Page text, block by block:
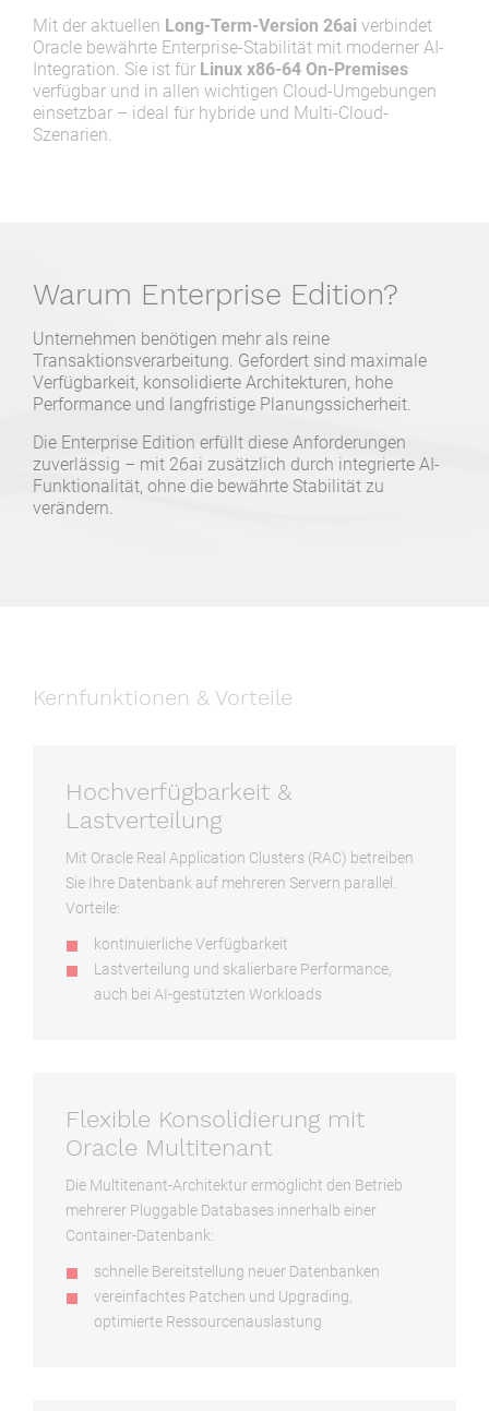
Mit der aktuellen Long-Term-Version 26ai verbindet
Oracle bewährte Enterprise-Stabilität mit moderner AI-
Integration. Sie ist für Linux x86-64 On-Premises
verfügbar und in allen wichtigen Cloud-Umgebungen
einsetzbar – ideal für hybride und Multi-Cloud-
Szenarien.
Warum Enterprise Edition?
Unternehmen benötigen mehr als reine
Transaktionsverarbeitung. Gefordert sind maximale
Verfügbarkeit, konsolidierte Architekturen, hohe
Performance und langfristige Planungssicherheit.
Die Enterprise Edition erfüllt diese Anforderungen
zuverlässig – mit 26ai zusätzlich durch integrierte AI-
Funktionalität, ohne die bewährte Stabilität zu
verändern.
Kernfunktionen & Vorteile
Hochverfügbarkeit &
Lastverteilung
Mit Oracle Real Application Clusters (RAC) betreiben
Sie Ihre Datenbank auf mehreren Servern parallel.
Vorteile:
kontinuierliche Verfügbarkeit
Lastverteilung und skalierbare Performance,
auch bei AI-gestützten Workloads
Flexible Konsolidierung mit
Oracle Multitenant
Die Multitenant-Architektur ermöglicht den Betrieb
mehrerer Pluggable Databases innerhalb einer
Container-Datenbank:
schnelle Bereitstellung neuer Datenbanken
vereinfachtes Patchen und Upgrading,
optimierte Ressourcenauslastung